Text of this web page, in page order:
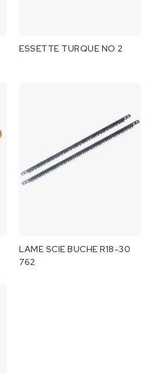
ESSETTE TURQUE NO 2
LAME SCIE BUCHE R18-30
762